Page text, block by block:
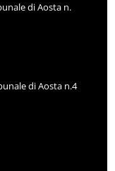
di Aosta n.
di Aosta n.4